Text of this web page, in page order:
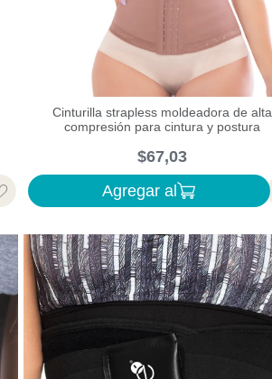
Cinturilla strapless moldeadora de alta
compresión para cintura y postura
$67,03
Agregar al